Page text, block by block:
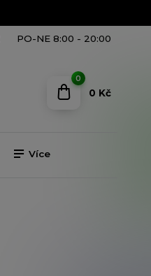
PO-NE 8:00 - 20:00
0
0 Kč
Více